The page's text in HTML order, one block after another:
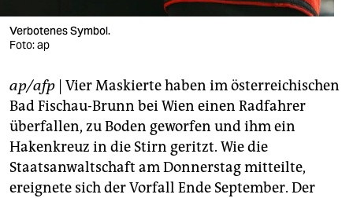
veranstaltungen
fragen & hilfe
unterstützen
abo
genossenschaft
Verbotenes Symbol.
Foto: ap
ap/afp | Vier Maskierte haben im österreichischen
Bad Fischau-Brunn bei Wien einen Radfahrer
überfallen, zu Boden geworfen und ihm ein
Hakenkreuz in die Stirn geritzt. Wie die
Staatsanwaltschaft am Donnerstag mitteilte,
ereignete sich der Vorfall Ende September. Der